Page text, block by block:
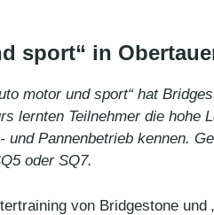
sport“ in
motor und sport“ hat
lernten Teilnehmer die hohe
Pannenbetrieb kennen.
oder SQ7.
von Bridgestone und